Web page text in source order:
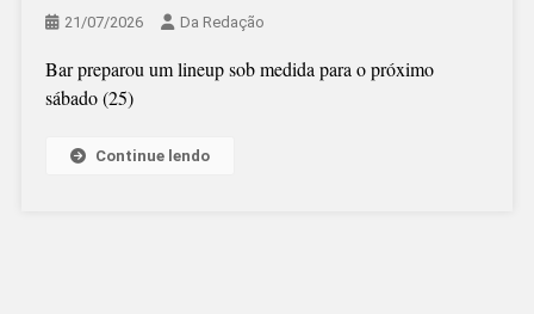
21/07/2026 Da Redação
Bar preparou um lineup sob medida para o próximo
sábado (25)
Continue lendo